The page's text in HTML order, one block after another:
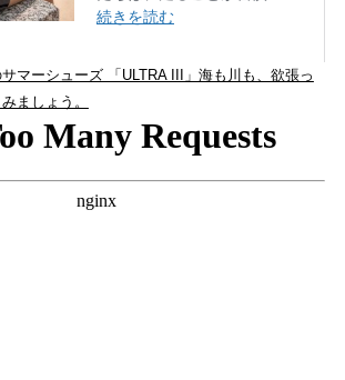
マーシューズ 「ULTRA III」海も川も、欲張っ
ましょう。